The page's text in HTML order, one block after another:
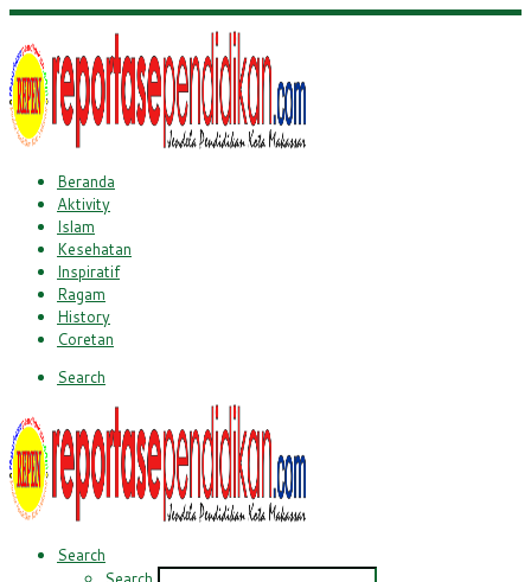
Beranda
Aktivity
Islam
Kesehatan
Inspiratif
Ragam
History
Coretan
Search
Search